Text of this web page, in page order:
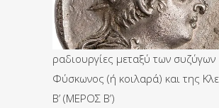
ραδιουργίες μεταξύ των συζύγων
Φύσκωνος (ή κοιλαρά) και της
Β’ (ΜΕΡΟΣ Β’)